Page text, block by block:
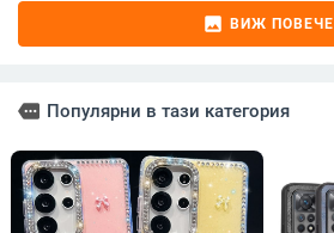
image ВИЖ ПОВЕЧЕ
more Популярни в тази категория